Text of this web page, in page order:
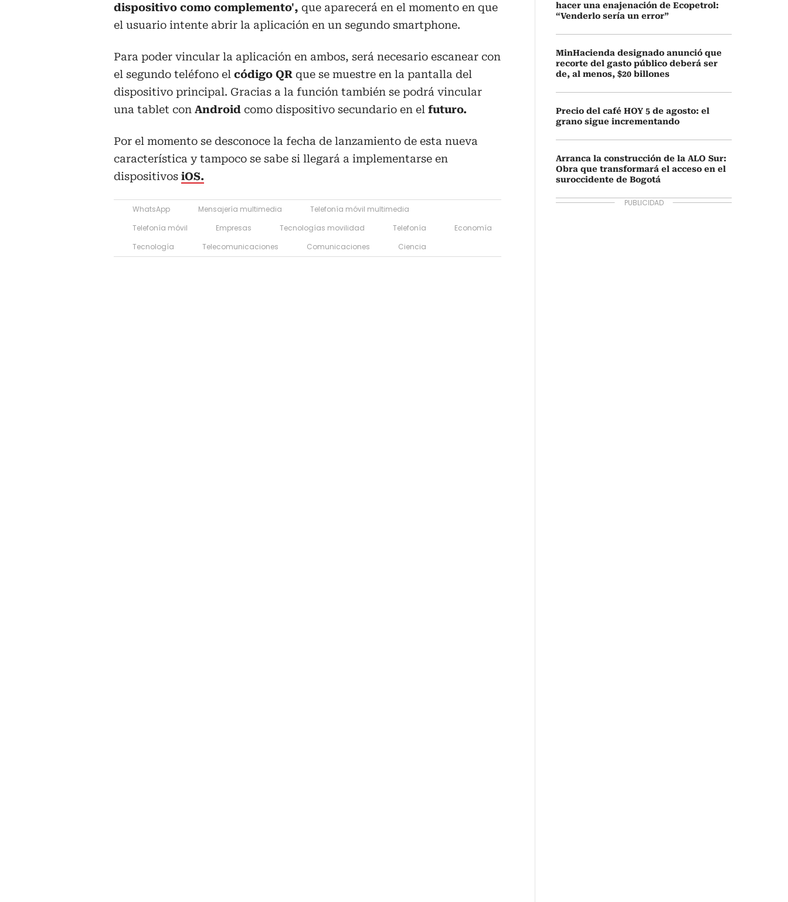
dispositivo como complemento', que aparecerá en el momento en que
el usuario intente abrir la aplicación en un segundo smartphone.
Para poder vincular la aplicación en ambos, será necesario escanear con
el segundo teléfono el código QR que se muestre en la pantalla del
dispositivo principal. Gracias a la función también se podrá vincular
una tablet con Android como dispositivo secundario en el futuro.
Por el momento se desconoce la fecha de lanzamiento de esta nueva
característica y tampoco se sabe si llegará a implementarse en
dispositivos iOS.
WhatsApp Mensajería multimedia
Telefonía móvil multimedia
Telefonía móvil
Empresas Tecnologías movilidad Telefonía
Economía
Tecnología
Telecomunicaciones Comunicaciones Ciencia
hacer una enajenación de Ecopetrol:
“Venderlo sería un error”
MinHacienda designado anunció que
recorte del gasto público deberá ser
de, al menos, $20 billones
Precio del café HOY 5 de agosto: el
grano sigue incrementando
Arranca la construcción de la ALO Sur:
Obra que transformará el acceso en el
suroccidente de Bogotá